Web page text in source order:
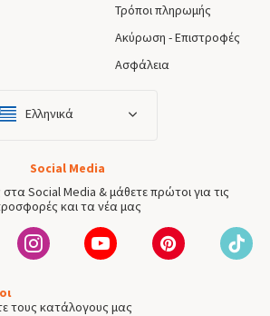
Τρόποι πληρωμής
Ακύρωση - Επιστροφές
Ασφάλεια
Ελληνικά
Social Media
Social Media & μάθετε πρώτοι για τις
και τα νέα μας
τους κατάλογους μας